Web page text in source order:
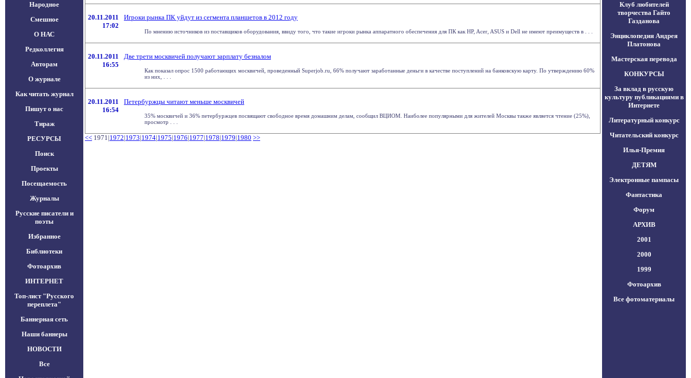
Народное
Смешное
О НАС
Редколлегия
Авторам
О журнале
Как читать журнал
Пишут о нас
Тираж
РЕСУРСЫ
Поиск
Проекты
Посещаемость
Журналы
Русские писатели и
поэты
Избранное
Библиотеки
Фотоархив
ИНТЕРНЕТ
Топ-лист "Русского
переплета"
Баннерная сеть
Наши баннеры
НОВОСТИ
Все
20.11.2011
17:02
Игроки рынка ПК уйдут из сегмента планшетов в 2012 году
По мнению источников из поставщиков оборудования, ввиду того, что такие игроки рынка аппаратного обеспечения для ПК как HP, Acer, ASUS и Dell не имеют преимуществ в . . .
20.11.2011
16:55
Две трети москвичей получают зарплату безналом
Как показал опрос 1500 работающих москвичей, проведенный Superjob.ru, 66% получают заработанные деньги в качестве поступлений на банковскую карту. По утверждению 60%
из них, . . .
20.11.2011
16:54
Петербуржцы читают меньше москвичей
35% москвичей и 36% петербуржцев посвящают свободное время домашним делам, сообщил ВЦИОМ. Наиболее популярными для жителей Москвы также является чтение (25%),
просмотр . . .
<< 1971|1972|1973|1974|1975|1976|1977|1978|1979|1980 >>
Клуб любителей
творчества Гайто
Газданова
Энциклопедия Андрея
Платонова
Мастерская перевода
КОНКУРСЫ
За вклад в русскую
культуру публикациями в
Интернете
Литературный конкурс
Читательский конкурс
Илья-Премия
ДЕТЯМ
Электронные пампасы
Фантастика
Форум
АРХИВ
2001
2000
1999
Фотоархив
Все фотоматериалы